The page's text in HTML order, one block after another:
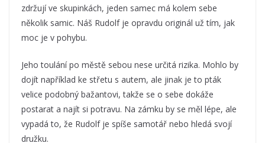
zdržují ve skupinkách, jeden samec má kolem sebe
několik samic. Náš Rudolf je opravdu originál už tím, jak
moc je v pohybu.
Jeho toulání po městě sebou nese určitá rizika. Mohlo by
dojít například ke střetu s autem, ale jinak je to pták
velice podobný bažantovi, takže se o sebe dokáže
postarat a najít si potravu. Na zámku by se měl lépe, ale
vypadá to, že Rudolf je spíše samotář nebo hledá svojí
družku.